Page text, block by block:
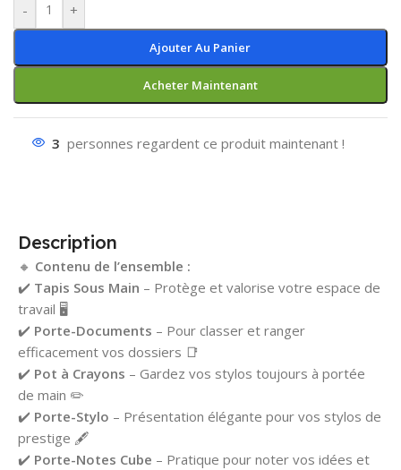
- +
Ajouter Au Panier
Acheter Maintenant
3 personnes regardent ce produit maintenant !
Description
🔸 Contenu de l’ensemble :
✔️ Tapis Sous Main – Protège et valorise votre espace de
travail 🖥️
✔️ Porte-Documents – Pour classer et ranger
efficacement vos dossiers 📑
✔️ Pot à Crayons – Gardez vos stylos toujours à portée
de main ✏️
✔️ Porte-Stylo – Présentation élégante pour vos stylos de
prestige 🖋️
✔️ Porte-Notes Cube – Pratique pour noter vos idées et